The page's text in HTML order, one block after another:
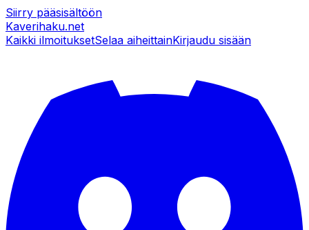
Siirry pääsisältöön
Kaverihaku.net
Kaikki ilmoituksetSelaa aiheittainKirjaudu sisään